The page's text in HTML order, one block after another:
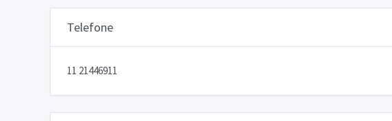
Telefone
11 21446911